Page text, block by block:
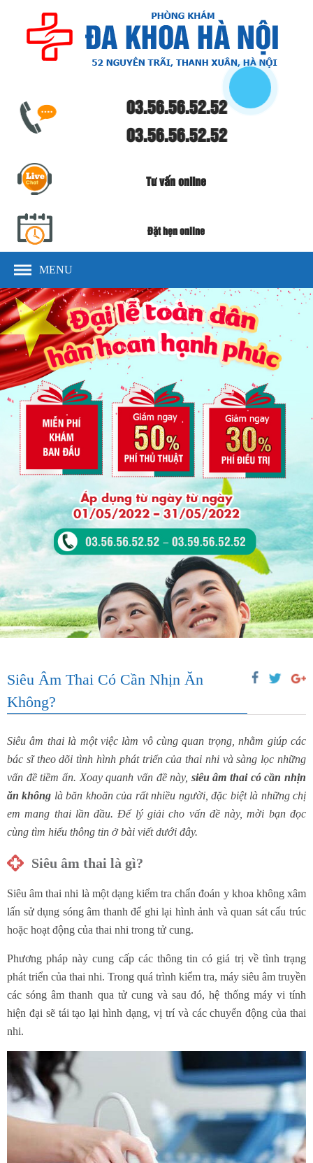
03.56.56.52.52
03.56.56.52.52
Tư vấn online
Đặt hẹn online
MENU
Siêu Âm Thai Có Cần Nhịn Ăn
Không?
Siêu âm thai là một việc làm vô cùng quan trọng, nhằm giúp các
bác sĩ theo dõi tình hình phát triển của thai nhi và sàng lọc những
vấn đề tiềm ẩn. Xoay quanh vấn đề này, siêu âm thai có cần nhịn
ăn không là băn khoăn của rất nhiều người, đặc biệt là những chị
em mang thai lần đầu. Để lý giải cho vấn đề này, mời bạn đọc
cùng tìm hiểu thông tin ở bài viết dưới đây.
Siêu âm thai là gì?
Siêu âm thai nhi là một dạng kiểm tra chẩn đoán y khoa không xâm
lấn sử dụng sóng âm thanh để ghi lại hình ảnh và quan sát cấu trúc
hoặc hoạt động của thai nhi trong tử cung.
Phương pháp này cung cấp các thông tin có giá trị về tình trạng
phát triển của thai nhi. Trong quá trình kiểm tra, máy siêu âm truyền
các sóng âm thanh qua tử cung và sau đó, hệ thống máy vi tính
hiện đại sẽ tái tạo lại hình dạng, vị trí và các chuyển động của thai
nhi.